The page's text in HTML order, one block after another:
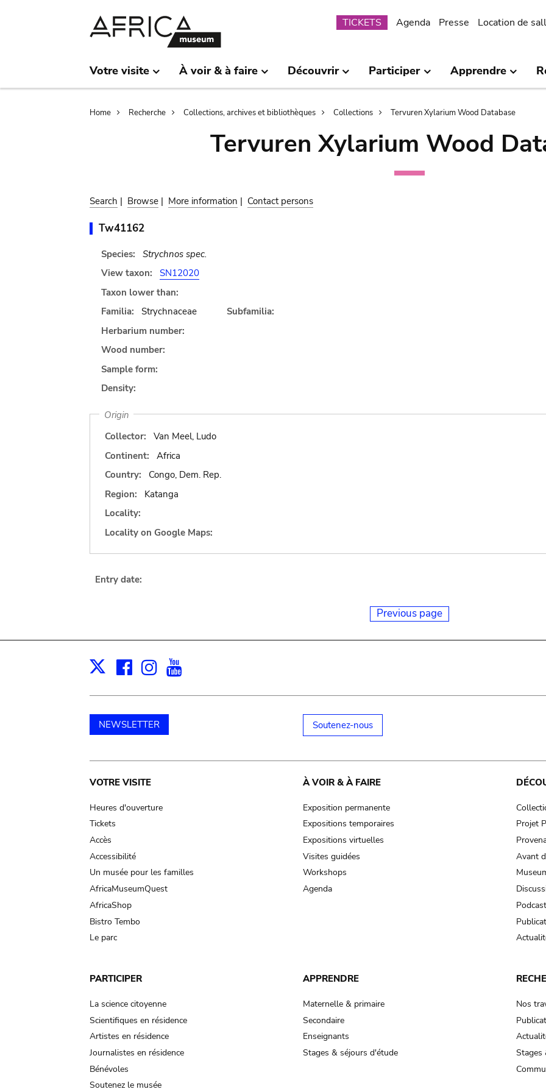
Submenu
TICKETS Agenda Presse Location de
Votre visite À voir & à faire Découvrir Participer Apprendre
Breadcrumb
Home Recherche Collections, archives et bibliothèques Collections Tervuren Xylarium Wood Database
Tervuren Xylarium Wood
Search | Browse | More information | Contact persons
Tw41162
Species:
Strychnos spec.
View taxon:
SN12020
Taxon lower than:
Familia:
Strychnaceae
Subfamilia:
Herbarium number:
Wood number:
Sample form:
Density:
Origin
Collector:
Van Meel, Ludo
Continent:
Africa
Country:
Congo, Dem. Rep.
Region:
Katanga
Locality:
Locality on Google Maps:
Entry date:
Previous page
X Facebook
Instagram
NEWSLETTER Soutenez-nous
Main
navigation
VOTRE VISITE
Heures d'ouverture
Tickets
Accès
Accessibilité
Un musée pour les familles
AfricaMuseumQuest
AfricaShop
Bistro Tembo
Le parc
À VOIR & À FAIRE
Exposition permanente
Expositions temporaires
Expositions virtuelles
Visites guidées
Workshops
Agenda
Projet
Avant
PARTICIPER
La science citoyenne
Scientifiques en résidence
Artistes en résidence
Journalistes en résidence
Bénévoles
Soutenez le musée
APPRENDRE
Maternelle & primaire
Secondaire
Enseignants
Stages & séjours d'étude
Nos
Stages